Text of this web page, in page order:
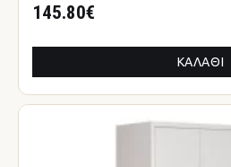
145.80€
ΚΑΛΆΘΙ